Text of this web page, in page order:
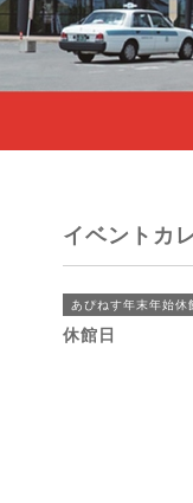
イベントカ
あぴねす年末年始休
休館日